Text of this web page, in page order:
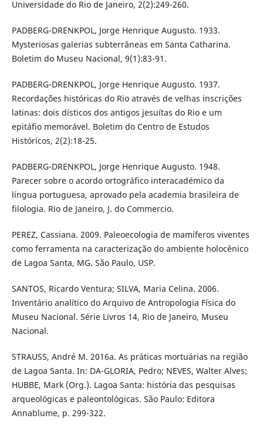
Universidade do Rio de Janeiro, 2(2):249-260.
PADBERG-DRENKPOL, Jorge Henrique Augusto. 1933.
Mysteriosas galerias subterrâneas em Santa Catharina.
Boletim do Museu Nacional, 9(1):83-91.
PADBERG-DRENKPOL, Jorge Henrique Augusto. 1937.
Recordações históricas do Rio através de velhas inscrições
latinas: dois dísticos dos antigos jesuítas do Rio e um
epitáfio memorável. Boletim do Centro de Estudos
Históricos, 2(2):18-25.
PADBERG-DRENKPOL, Jorge Henrique Augusto. 1948.
Parecer sobre o acordo ortográfico interacadémico da
língua portuguesa, aprovado pela academia brasileira de
filologia. Rio de Janeiro, J. do Commercio.
PEREZ, Cassiana. 2009. Paleoecologia de mamíferos viventes
como ferramenta na caracterização do ambiente holocênico
de Lagoa Santa, MG. São Paulo, USP.
SANTOS, Ricardo Ventura; SILVA, Maria Celina. 2006.
Inventário analítico do Arquivo de Antropologia Física do
Museu Nacional. Série Livros 14, Rio de Janeiro, Museu
Nacional.
STRAUSS, André M. 2016a. As práticas mortuárias na região
de Lagoa Santa. In: DA-GLORIA, Pedro; NEVES, Walter Alves;
HUBBE, Mark (Org.). Lagoa Santa: história das pesquisas
arqueológicas e paleontológicas. São Paulo: Editora
Annablume, p. 299-322.